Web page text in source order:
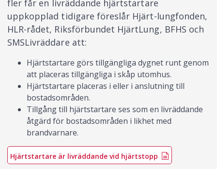
fler får en livräddande hjärtstartare
uppkopplad tidigare föreslår Hjärt-lungfonden,
HLR-rådet, Riksförbundet HjärtLung, BFHS och
SMSLivräddare att:
Hjärtstartare görs tillgängliga dygnet runt genom
att placeras tillgängliga i skåp utomhus.
Hjärtstartare placeras i eller i anslutning till
bostadsområden.
Tillgång till hjärtstartare ses som en livräddande
åtgärd för bostadsområden i likhet med
brandvarnare.
Hjärtstartare är livräddande vid hjärtstopp